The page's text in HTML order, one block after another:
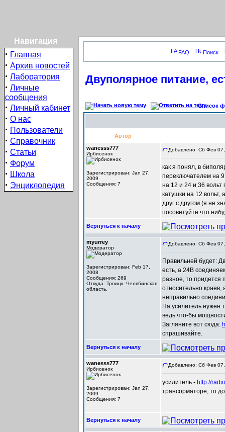
Навигация
· Главная
· Архив новостей
· Лаборатория
· Личные
сообщения
· Личный кабинет
· О нас
· Пользователи
· Справочник
· Статьи
· Форум
· Школа
· Энциклопедия
FAQ Поиск
Двуполярное питание,
Список
Автор
wanesss777
Ирбисенок
Зарегистрирован: Jan 27,
2009
Сообщения: 7
Добавлено: Сб Фев
как я понял, в
переключателем на
на 12 и 24 и 36 вольт
катушки на 12 вольт,
друг с другом (я не
посоветуйте что
Вернуться к началу
myurrey
Модератор
Зарегистрирован: Feb 17,
2008
Сообщения: 269
Откуда: Троицк. Челябинская
область.
Добавлено: Сб Фев
Правильней будет:
есть, а 24В
разное, то придется
относительно краев,
неправильно
На усилитель нужен
ведь что-бы
Загляните вот сюда:
спрашивайте.
Вернуться к началу
wanesss777
Ирбисенок
Зарегистрирован: Jan 27,
2009
Сообщения: 7
Добавлено: Сб Фев
усилитель - http://
трансорматоре, то
Вернуться к началу